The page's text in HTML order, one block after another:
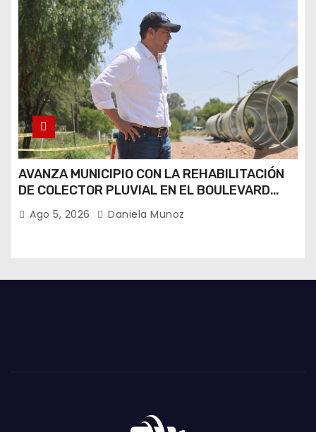
AVANZA MUNICIPIO CON LA REHABILITACIÓN
DE COLECTOR PLUVIAL EN EL BOULEVARD
JUAN PABLO II
Ago 5, 2026 Daniela Munoz